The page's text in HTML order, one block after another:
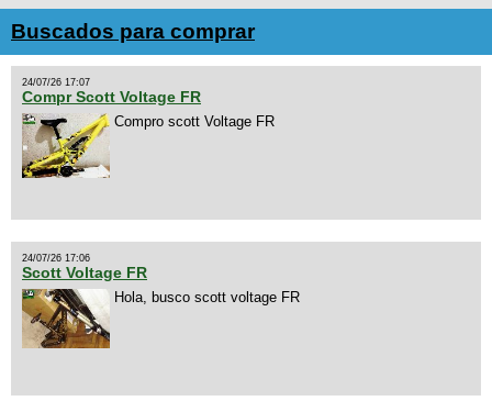
Buscados para comprar
24/07/26 17:07
Compr Scott Voltage FR
Compro scott Voltage FR
24/07/26 17:06
Scott Voltage FR
Hola, busco scott voltage FR